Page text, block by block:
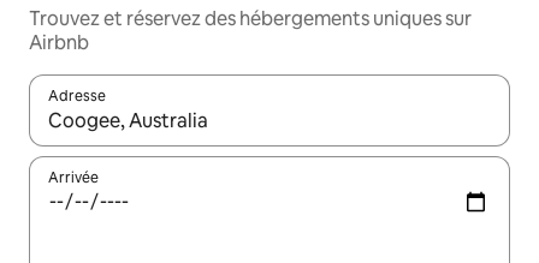
Trouvez et réservez des hébergements uniques sur
Airbnb
Adresse
Lorsque les résultats s'affichent, utilisez les flèches vers le
Arrivée